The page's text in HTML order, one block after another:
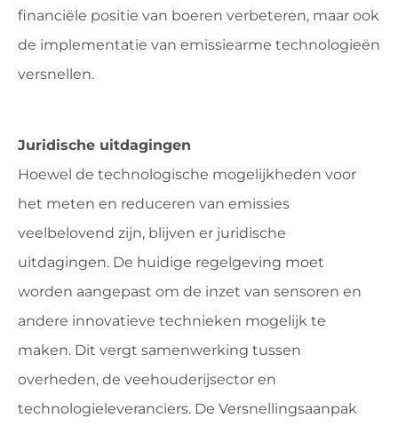
financiële positie van boeren verbeteren, maar ook
de implementatie van emissiearme technologieën
versnellen.
Juridische uitdagingen
Hoewel de technologische mogelijkheden voor
het meten en reduceren van emissies
veelbelovend zijn, blijven er juridische
uitdagingen. De huidige regelgeving moet
worden aangepast om de inzet van sensoren en
andere innovatieve technieken mogelijk te
maken. Dit vergt samenwerking tussen
overheden, de veehouderijsector en
technologieleveranciers. De Versnellingsaanpak